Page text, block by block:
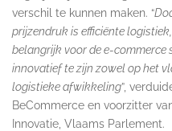
verschil te kunnen maken. “
prijzendruk is efficiënte
belangrijk voor de e-commerce
innovatief te zijn zowel op het
logistieke afwikkeling”,
BeCommerce en voorzitter
Innovatie, Vlaams Parlement.